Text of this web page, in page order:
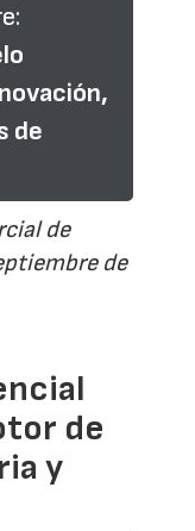
de
de
de
de
y